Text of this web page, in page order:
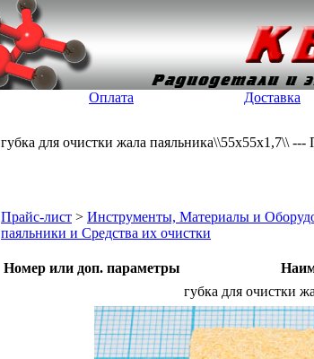
Оплата Доставка
губка для очистки жала паяльника\\55x55x1,7\\
Прайс-лист > Инструменты, Материалы и
паяльники и Cредства их очистки
Номер или доп. параметры
губка для очистки